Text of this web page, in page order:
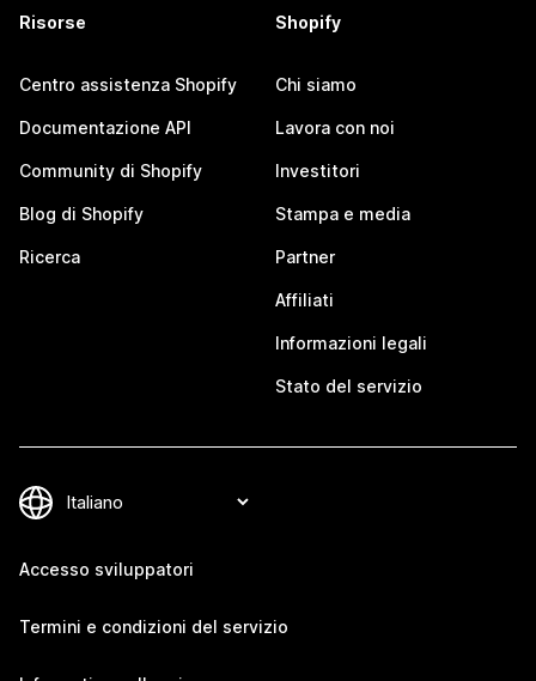
Risorse
Centro assistenza Shopify
Documentazione API
Community di Shopify
Blog di Shopify
Ricerca
Shopify
Chi siamo
Lavora con noi
Investitori
Stampa e media
Partner
Affiliati
Informazioni legali
Stato del servizio
Accesso sviluppatori
Termini e condizioni del servizio